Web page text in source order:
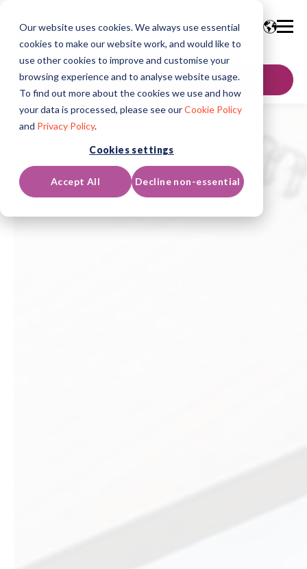
Our website uses cookies. We always use essential
cookies to make our website work, and would like to
use other cookies to improve and customise your
browsing experience and to analyse website usage.
To find out more about the cookies we use and how
your data is processed, please see ourCookie Policy
and Privacy Policy.
Cookies settings
Accept All Decline non-essential
Contactez-nous